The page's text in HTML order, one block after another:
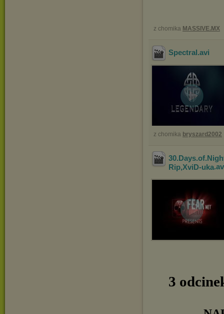
z chomika MASSIVE.MX
Spectral .avi
z chomika bryszard2002
Rip,XviD-uka
3